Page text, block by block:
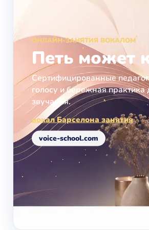
ОНЛАЙН-ЗАНЯТИЯ ВОКАЛОМ
Петь может
Сертифицированные
голосу и бережная практика
звучания.
вокал Барселона занятия
voice-school.com